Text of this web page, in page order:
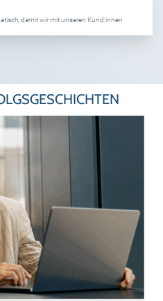
damit wir mit unseren Kund:innen